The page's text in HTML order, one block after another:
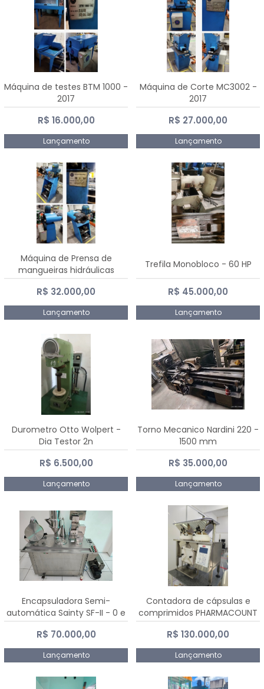
Máquina de testes BTM 1000 -
2017
R$ 16.000,00
Lançamento
Máquina de Corte MC3002 -
2017
R$ 27.000,00
Lançamento
Máquina de Prensa de
mangueiras hidráulicas
PE50TF - 2017
R$ 32.000,00
Lançamento
Trefila Monobloco - 60 HP
R$ 45.000,00
Lançamento
Durometro Otto Wolpert -
Dia Testor 2n
R$ 6.500,00
Lançamento
Torno Mecanico Nardini 220 -
1500 mm
R$ 35.000,00
Lançamento
Encapsuladora Semi-
automática Sainty SF-II - 0 e
00
R$ 70.000,00
Lançamento
Contadora de cápsulas e
comprimidos PHARMACOUNT
- 2-2R3
R$ 130.000,00
Lançamento